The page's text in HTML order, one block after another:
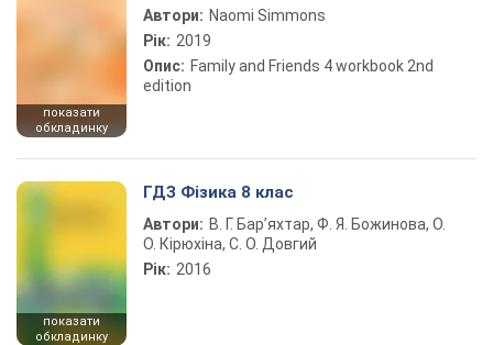
показати
обкладинку
Автори: Naomi Simmons
Рік: 2019
Опис: Family and Friends 4 workbook 2nd
edition
показати
обкладинку
ГДЗ Фізика 8 клас
Автори: В. Г. Бар’яхтар, Ф. Я. Божинова, О.
О. Кірюхіна, С. О. Довгий
Рік: 2016